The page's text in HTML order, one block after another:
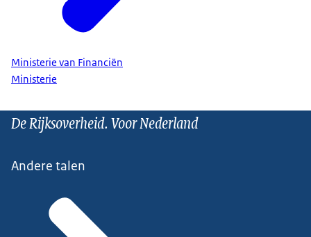
Ministerie van Financiën
Ministerie
De Rijksoverheid. Voor Nederland
Andere talen